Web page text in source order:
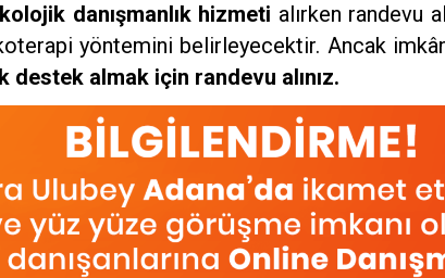
danışmanlık hizmeti alırken randevu
yöntemini belirleyecektir. Ancak
destek almak için randevu alınız.